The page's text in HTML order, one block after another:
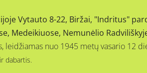
Vytauto 8-22, Biržai, "Indritus"
Medeikiuose, Nemunėlio
leidžiamas nuo 1945 metų vasario 12
dabartis.